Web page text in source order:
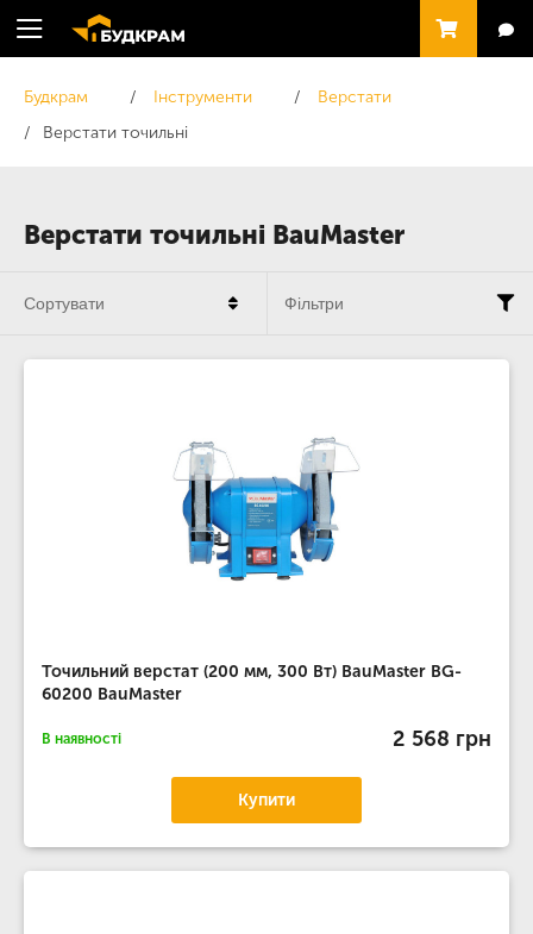
Верстати точильні BauMaster
Будкрам Інструменти
Верстати
Верстати точильні
Точильний верстат (200 мм, 300 Вт) BauMaster BG-
60200 BauMaster
В наявності 2 568 грн
Купити
Сортувати Фільтри